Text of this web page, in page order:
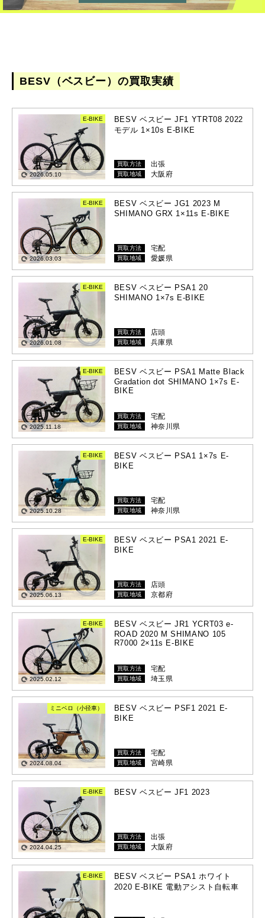
BESV（ベスビー）の買取実績
E-BIKE
2026.05.10
BESV ベスビー JF1 YTRT08 2022
モデル 1×10s E-BIKE
買取方法 出張
買取地域 大阪府
E-BIKE
2026.03.03
BESV ベスビー JG1 2023 M
SHIMANO GRX 1×11s E-BIKE
買取方法 宅配
買取地域 愛媛県
E-BIKE
2026.01.08
BESV ベスビー PSA1 20
SHIMANO 1×7s E-BIKE
買取方法 店頭
買取地域 兵庫県
E-BIKE
2025.11.18
BESV ベスビー PSA1 Matte Black
Gradation dot SHIMANO 1×7s E-
BIKE
買取方法 宅配
買取地域 神奈川県
E-BIKE
2025.10.28
BESV ベスビー PSA1 1×7s E-
BIKE
買取方法 宅配
買取地域 神奈川県
E-BIKE
2025.06.13
BESV ベスビー PSA1 2021 E-
BIKE
買取方法 店頭
買取地域 京都府
E-BIKE
2025.02.12
BESV ベスビー JR1 YCRT03 e-
ROAD 2020 M SHIMANO 105
R7000 2×11s E-BIKE
買取方法 宅配
買取地域 埼玉県
ミニベロ（小径車）
2024.08.04
BESV ベスビー PSF1 2021 E-
BIKE
買取方法 宅配
買取地域 宮崎県
E-BIKE
2024.04.25
BESV ベスビー JF1 2023
買取方法 出張
買取地域 大阪府
E-BIKE
BESV ベスビー PSA1 ホワイト
2020 E-BIKE 電動アシスト自転車